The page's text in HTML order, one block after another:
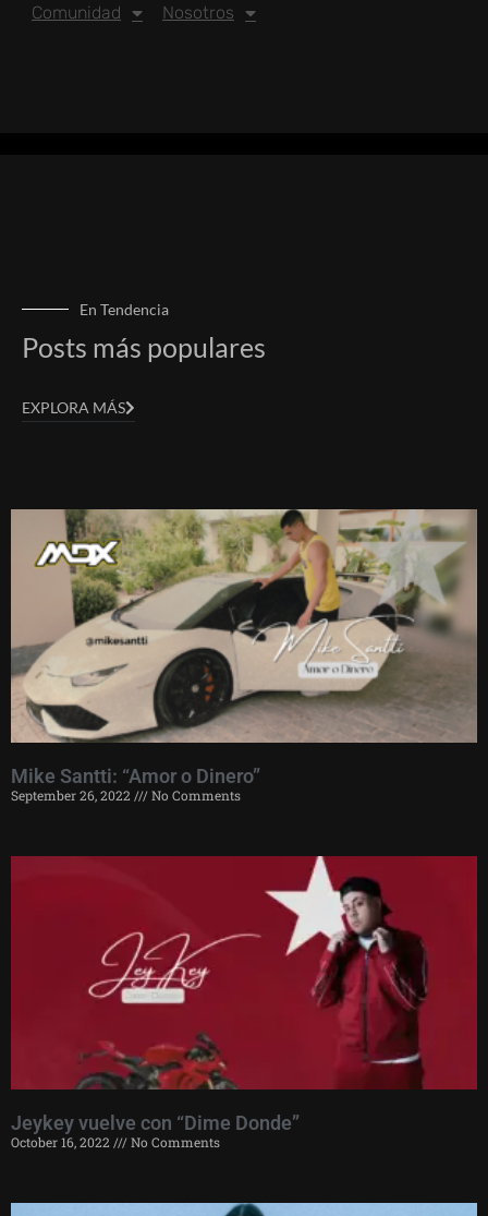
Comunidad Nosotros
En Tendencia
Posts más populares
EXPLORA MÁS
Mike Santti: “Amor o Dinero”
September 26, 2022 No Comments
Jeykey vuelve con “Dime Donde”
October 16, 2022 No Comments